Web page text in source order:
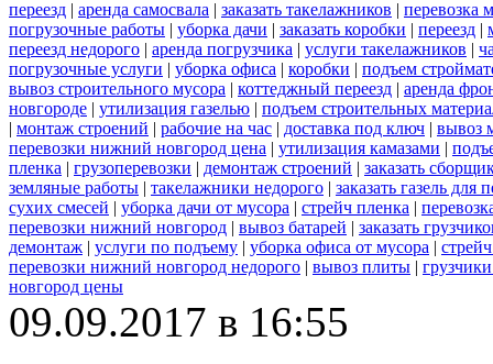
переезд | аренда самосвала | заказать такелажников | перевозка
погрузочные работы | уборка дачи | заказать коробки | переезд |
переезд недорого | аренда погрузчика | услуги такелажников |
погрузочные услуги | уборка офиса | коробки | подъем
вывоз строительного мусора | коттеджный переезд | аренда
новгороде | утилизация газелью | подъем строительных
| монтаж строений | рабочие на час | доставка под ключ | вывоз
перевозки нижний новгород цена | утилизация камазами |
пленка | грузоперевозки | демонтаж строений | заказать
земляные работы | такелажники недорого | заказать газель
сухих смесей | уборка дачи от мусора | стрейч пленка |
перевозки нижний новгород | вывоз батарей | заказать
демонтаж | услуги по подъему | уборка офиса от мусора |
перевозки нижний новгород недорого | вывоз плиты |
новгород цены
09.09.2017 в 16:55